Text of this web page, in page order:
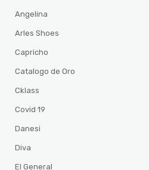
Angelina
Arles Shoes
Capricho
Catalogo de Oro
Cklass
Covid 19
Danesi
Diva
El General